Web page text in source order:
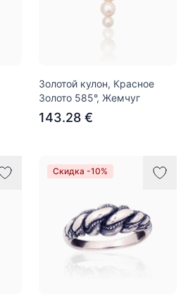
Золотой кулон, Красное
Золото 585°, Жемчуг
143.28 €
Скидка -10%